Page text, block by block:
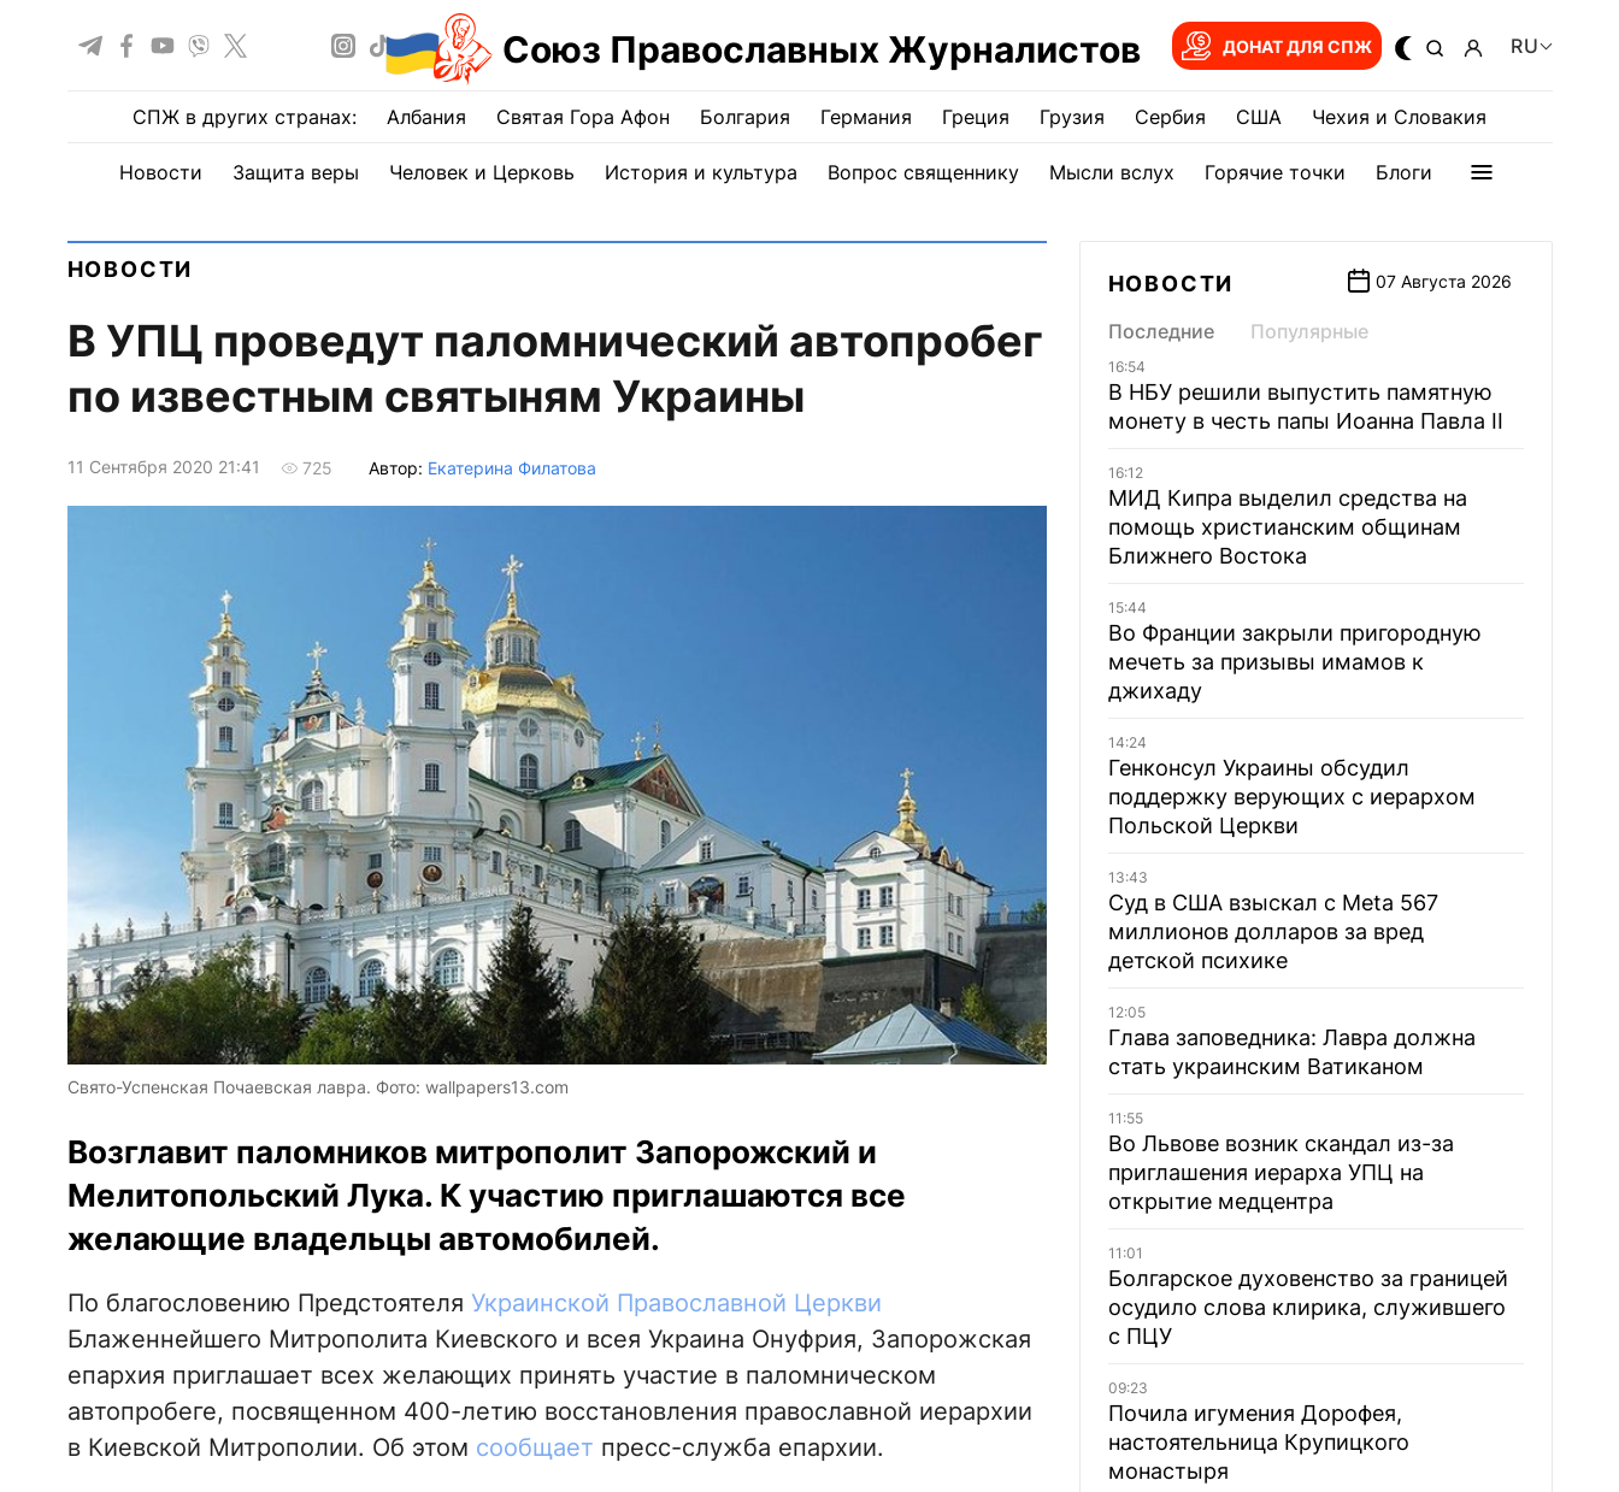
Союз Православных Журналистов ДОНАТ ДЛЯ СПЖ RU
СПЖ в других странах: Албания Святая Гора Афон Болгария Германия Греция Грузия Сербия США Чехия и Словакия
Новости Защита веры Человек и Церковь История и культура Вопрос священнику Мысли вслух Горячие точки Блоги
НОВОСТИ
В УПЦ проведут паломнический автопробег
по известным святыням Украины
11 Сентября 2020 21:41 725 Автор: Екатерина Филатова
Свято-Успенская Почаевская лавра. Фото: wallpapers13.com
Возглавит паломников митрополит Запорожский и
Мелитопольский Лука. К участию приглашаются все
желающие владельцы автомобилей.
По благословению Предстоятеля Украинской Православной Церкви
Блаженнейшего Митрополита Киевского и всея Украина Онуфрия, Запорожская
епархия приглашает всех желающих принять участие в паломническом
автопробеге, посвященном 400-летию восстановления православной иерархии
в Киевской Митрополии. Об этом сообщает пресс-служба епархии.
НОВОСТИ 07 Августа 2026
Последние Популярные
16:54
В НБУ решили выпустить памятную
монету в честь папы Иоанна Павла II
16:12
МИД Кипра выделил средства на
помощь христианским общинам
Ближнего Востока
15:44
Во Франции закрыли пригородную
мечеть за призывы имамов к
джихаду
14:24
Генконсул Украины обсудил
поддержку верующих с иерархом
Польской Церкви
13:43
Суд в США взыскал с Meta 567
миллионов долларов за вред
детской психике
12:05
Глава заповедника: Лавра должна
стать украинским Ватиканом
11:55
Во Львове возник скандал из-за
приглашения иерарха УПЦ на
открытие медцентра
11:01
Болгарское духовенство за границей
осудило слова клирика, служившего
с ПЦУ
09:23
Почила игумения Дорофея,
настоятельница Крупицкого
монастыря